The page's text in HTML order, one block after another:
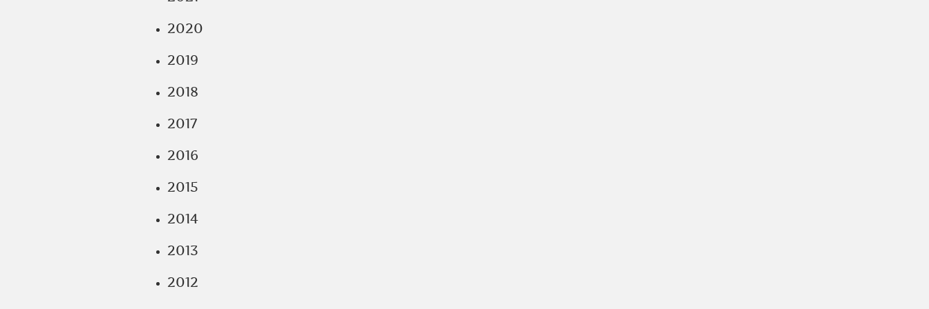
2020
2019
2018
2017
2016
2015
2014
2013
2012